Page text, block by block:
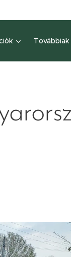
Továbbiak